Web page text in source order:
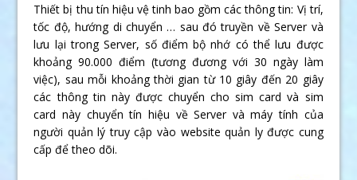
Thiết bị thu tín hiệu vệ tinh bao gồm các thông tin: Vị trí,
tốc độ, hướng di chuyển … sau đó truyền về Server và
lưu lại trong Server, số điểm bộ nhớ có thể lưu được
khoảng 90.000 điểm (tương đương với 30 ngày làm
việc), sau mỗi khoảng thời gian từ 10 giây đến 20 giây
các thông tin này được chuyển cho sim card và sim
card này chuyển tín hiệu về Server và máy tính của
người quản lý truy cập vào website quản ly được cung
cấp để theo dõi.